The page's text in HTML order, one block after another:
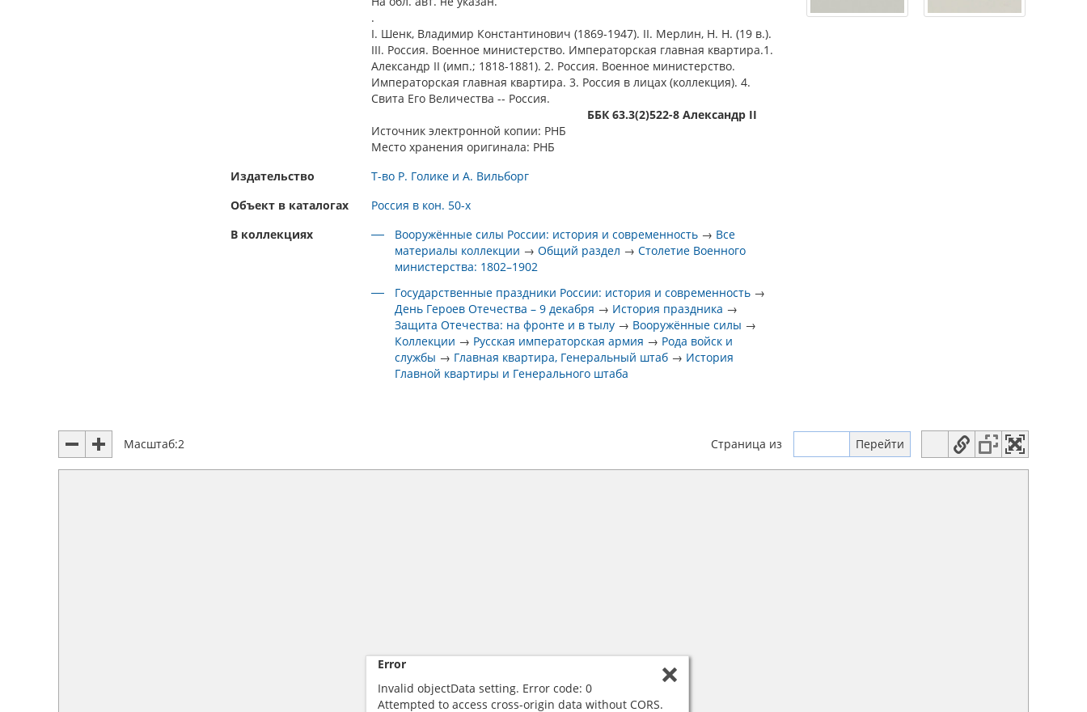
.
I. Шенк, Владимир Константинович (1869-1947). II. Мерлин, Н. Н. (19 в.).
III. Россия. Военное министерство. Императорская главная квартира.1.
Александр II (имп.; 1818-1881). 2. Россия. Военное министерство.
Императорская главная квартира. 3. Россия в лицах (коллекция). 4.
Свита Его Величества -- Россия.
ББК 63.3(2)522-8 Александр II
Источник электронной копии: РНБ
Место хранения оригинала: РНБ
Издательство
Т-во Р. Голике и А. Вильборг
Объект в каталогах
Россия в кон. 50-х
В коллекциях
Вооружённые силы России: история и современность → Все
материалы коллекции →Общий раздел →Столетие Военного
министерства: 1802–1902
Государственные праздники России: история и современность →
День Героев Отечества – 9 декабря → История праздника →
Защита Отечества: на фронте и в тылу → Вооружённые силы →
Коллекции → Русская императорская армия → Рода войск и
службы → Главная квартира, Генеральный штаб → История
Главной квартиры и Генерального штаба
Масштаб:2 Страница из
Error
Invalid objectData setting. Error code: 0
Attempted to access cross-origin data without CORS.